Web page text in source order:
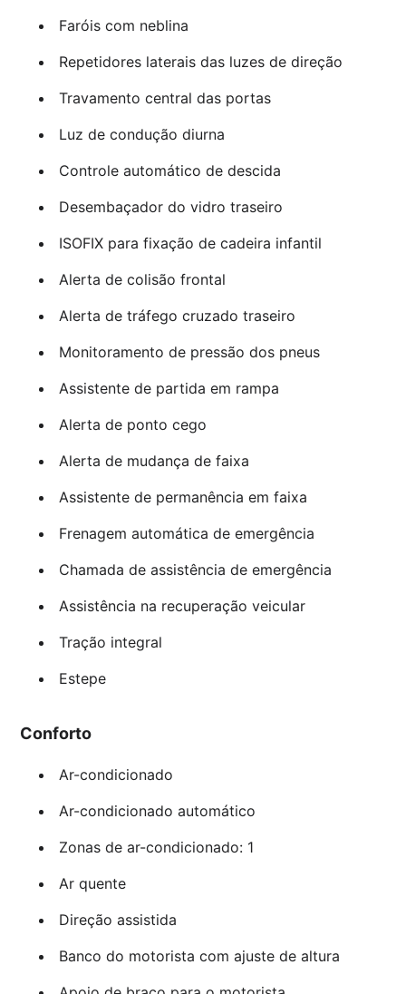
Faróis com neblina
Repetidores laterais das luzes de direção
Travamento central das portas
Luz de condução diurna
Controle automático de descida
Desembaçador do vidro traseiro
ISOFIX para fixação de cadeira infantil
Alerta de colisão frontal
Alerta de tráfego cruzado traseiro
Monitoramento de pressão dos pneus
Assistente de partida em rampa
Alerta de ponto cego
Alerta de mudança de faixa
Assistente de permanência em faixa
Frenagem automática de emergência
Chamada de assistência de emergência
Assistência na recuperação veicular
Tração integral
Estepe
Conforto
Ar-condicionado
Ar-condicionado automático
Zonas de ar-condicionado: 1
Ar quente
Direção assistida
Banco do motorista com ajuste de altura